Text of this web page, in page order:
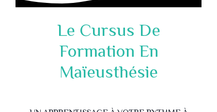
Le Cursus De
Formation En
Maïeusthésie